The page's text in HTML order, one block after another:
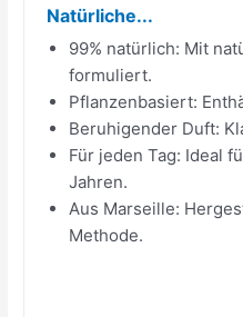
Natürliche...
99% natürlich: Mit
formuliert.
Pflanzenbasiert:
Beruhigender Duft:
Für jeden Tag: Ideal
Jahren.
Aus Marseille:
Methode.